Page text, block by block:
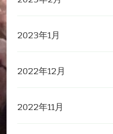
2023年1月
2022年12月
2022年11月